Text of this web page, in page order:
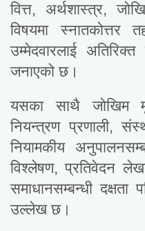
वित्त, अर्थशास्त्र,
विषयमा स्नातकोत्तर
उम्मेदवारलाई
जनाएको छ।
यसका साथै जोखिम
नियन्त्रण प्रणाली,
नियामकीय
विश्लेषण, प्रतिवेदन
समाधानसम्बन्धी
उल्लेख छ।